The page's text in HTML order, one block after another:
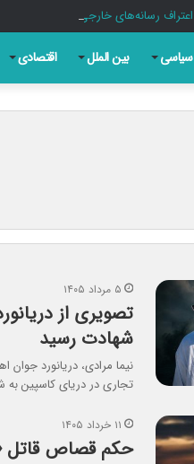
اعتراف رسانه‌های خارجی به شکست
سیاسی بین الملل اقتصادی
۵ مرداد ۱۴۰۵
تصویری از
شهادت رسید
نیما مرادی، دریانورد جوان
تجاری در دریای کاسپین
۱۱ خرداد ۱۴۰۵
حکم قصاص قاتل «ایلیا»